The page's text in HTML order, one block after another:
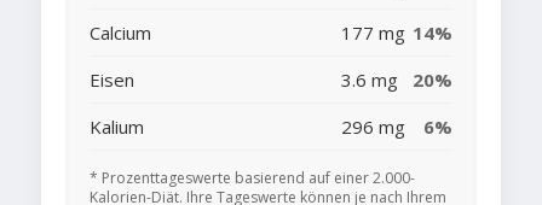
Calcium
177 mg 14%
Eisen
3.6 mg
20%
Kalium
296 mg 6%
* Prozenttageswerte basierend auf einer 2.000-
Kalorien-Diät. Ihre Tageswerte können je nach Ihrem